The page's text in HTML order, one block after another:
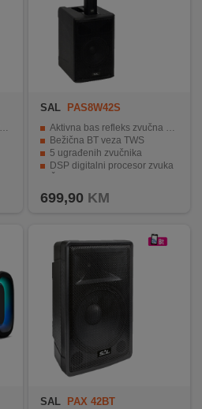
SAL PAS8W42S
Aktivna bas refleks zvučna kutija
Bežična BT veza TWS
5 ugrađenih zvučnika
DSP digitalni procesor zvuka
699,90 KM
SAL PAX 42BT